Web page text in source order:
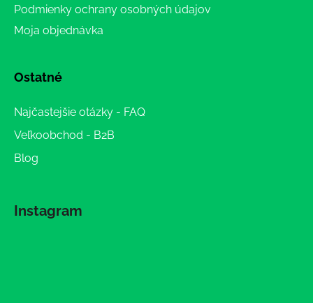
Podmienky ochrany osobných údajov
Moja objednávka
Ostatné
Najčastejšie otázky - FAQ
Veľkoobchod - B2B
Blog
Instagram